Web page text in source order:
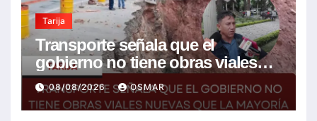
Tarija
Transporte señala que el
gobierno no tiene obras viales
nuevas que la mayoría son de la
anterior gestión
08/08/2026 OSMAR